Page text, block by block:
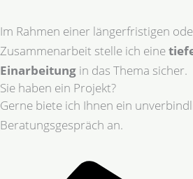
Im Rahmen einer längerfristigen
Zusammenarbeit stelle ich eine
Einarbeitung in das Thema sicher.
Sie haben ein Projekt?
Gerne biete ich Ihnen ein
Beratungsgespräch an.